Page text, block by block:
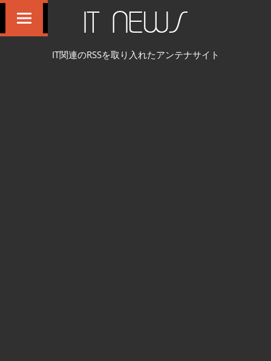
IT NEWS
IT関連のRSSを取り入れたアンテナサイト